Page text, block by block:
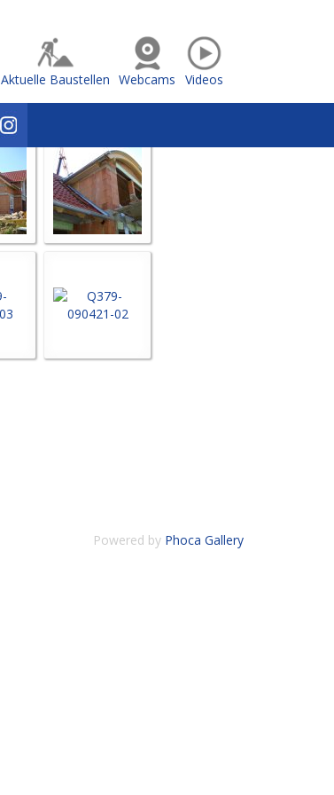
Aktuelle Baustellen Webcams Videos
Powered by Phoca Gallery